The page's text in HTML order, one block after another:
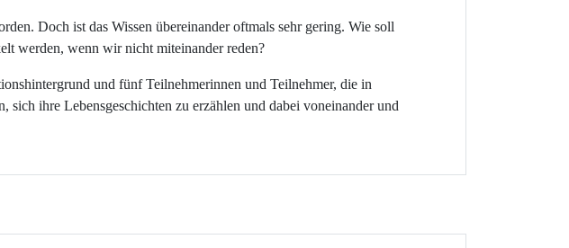
Doch ist das Wissen übereinander oftmals sehr gering. Wie soll
werden, wenn wir nicht miteinander reden?
und fünf Teilnehmerinnen und Teilnehmer, die in
sich ihre Lebensgeschichten zu erzählen und dabei voneinander und